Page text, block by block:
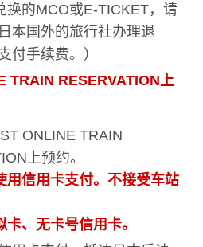
换的MCO或E-TICKET，请
本国外的旅行社办理退
付手续费。）
TRAIN RESERVATION上
ONLINE TRAIN
上预约。
用信用卡支付。不接受车站
卡、无卡号信用卡。